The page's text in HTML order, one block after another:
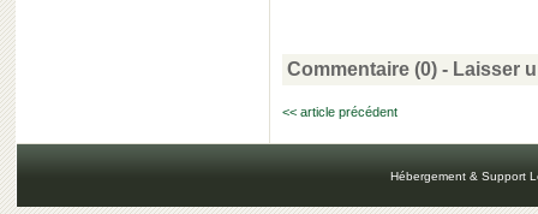
Commentaire (0) - Laisser
<< article précédent
Hébergement & Support